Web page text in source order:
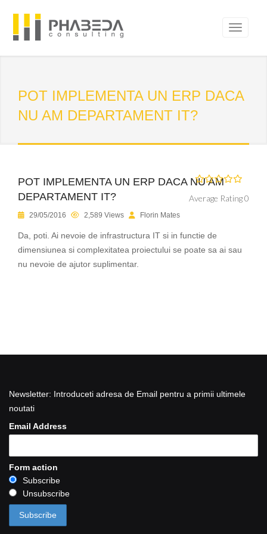
POT IMPLEMENTA UN ERP DACA
NU AM DEPARTAMENT IT?
POT IMPLEMENTA UN ERP DACA NU AM
DEPARTAMENT IT?
Average Rating 0
29/05/2016 2,589 Views Florin Mates
Da, poti. Ai nevoie de infrastructura IT si in functie de
dimensiunea si complexitatea proiectului se poate sa ai sau
nu nevoie de ajutor suplimentar.
Newsletter: Introduceti adresa de Email pentru a primii ultimele
noutati
Email Address
Form action
Subscribe
Unsubscribe